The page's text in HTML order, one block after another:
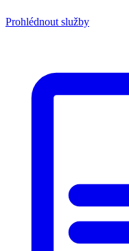
Prohlédnout služby